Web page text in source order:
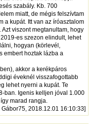
szabály. Kb. 700
miatt, de mégis felszívtam
a kupát. Itt van az íróasztalom
viszont megtanultam, hogy
es szezon elindult, lehet
hogyan (körlevél,
embert hoztak lázba a
akkor a kerékpáros
éveknél visszafogottabb
lehet nyerni a kupát. Te
ban. Igenis kelljen jóval 1.000
marad rangja.
Gábor75, 2018.12.01 16:10:33]